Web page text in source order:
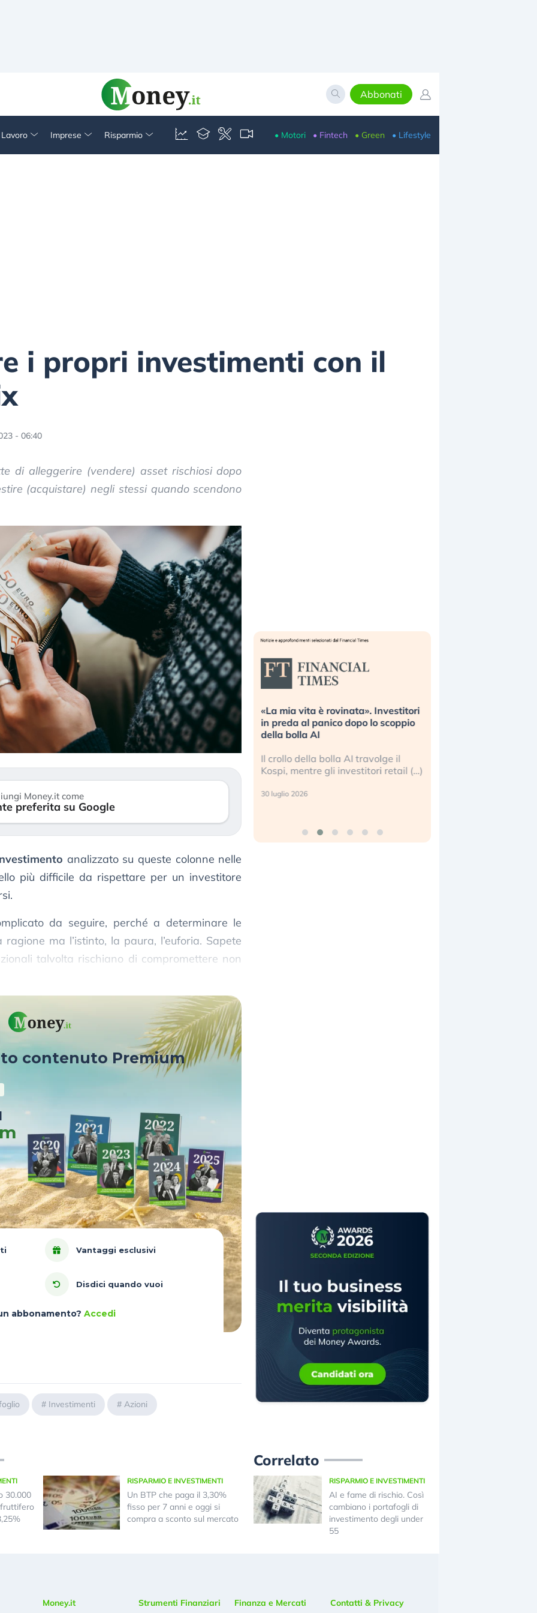
Abbonati
Imprese Risparmio • Motori • Fintech • Green • Lifestyle
i propri investimenti con il
- 06:40
di alleggerire (vendere) asset rischiosi dopo
(acquistare) negli stessi quando scendono
Money.it come
preferita su Google
analizzato su queste colonne nelle
più difficile da rispettare per un investitore
da seguire, perché a determinare le
ma l’istinto, la paura, l’euforia. Sapete
talvolta rischiano di compromettere non
contenuto Premium
Vantaggi esclusivi
Disdici quando vuoi
abbonamento? Accedi
# Investimenti # Azioni
Dalle valutazioni estreme alla
correzione. Cosa sta guidando il
repricing degli asset?
mostrando segni di stanchezza
verso le (…)
3 agosto 2026
«La mia vita è rovinata». Investitori
in preda al panico dopo lo scoppio
della bolla AI
Il crollo della bolla AI travolge il
Kospi, mentre gli investitori retail (…)
30 luglio 2026
30.000
RISPARMIO E INVESTIMENTI
Un BTP che paga il 3,30%
fisso per 7 anni e oggi si
compra a sconto sul mercato
Correlato
RISPARMIO E INVESTIMENTI
AI e fame di rischio. Così
cambiano i portafogli di
investimento degli under
55
Money.it Strumenti Finanziari Finanza e Mercati Contatti & Privacy